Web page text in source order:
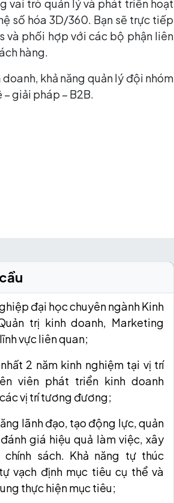
vai trò quản lý và phát triển hoạt
số hóa 3D/360. Bạn sẽ trực tiếp
và phối hợp với các bộ phận liên
hàng.
khả năng quản lý đội nhóm
giải pháp – B2B.
đại học chuyên ngành Kinh
trị kinh doanh, Marketing
vực liên quan;
2 năm kinh nghiệm tại vị trí
viên phát triển kinh doanh
vị trí tương đương;
lãnh đạo, tạo động lực, quản
giá hiệu quả làm việc, xây
chính sách. Khả năng tự thúc
vạch định mục tiêu cụ thể và
thực hiện mục tiêu;